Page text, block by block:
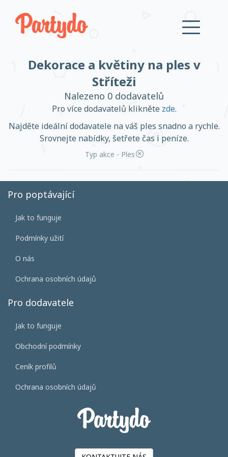
Přihlásit se
Založit účet
Dekorace a květiny na ples v
Stříteži
Nalezeno 0 dodavatelů
Pro více dodavatelů klikněte zde.
Najděte ideální dodavatele na váš ples snadno a rychle.
Srovnejte nabídky, šetřete čas i peníze.
Typ akce - Ples
Pro poptávající
Jak to funguje
Podmínky užití
O nás
Ochrana osobních údajů
Pro dodavatele
Jak to funguje
Obchodní podmínky
Ceník profilů
Ochrana osobních údajů